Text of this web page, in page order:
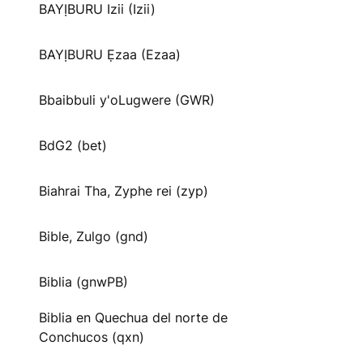
BAYỊBURU Izii (Izii)
BAYỊBURU Ẹzaa (Ezaa)
Bbaibbuli y'oLugwere (GWR)
BdG2 (bet)
Biahrai Tha, Zyphe rei (zyp)
Bible, Zulgo (gnd)
Biblia (gnwPB)
Biblia en Quechua del norte de
Conchucos (qxn)